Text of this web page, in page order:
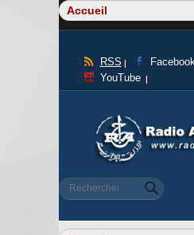
RSS
YouTube
Formulaire de
Rechercher